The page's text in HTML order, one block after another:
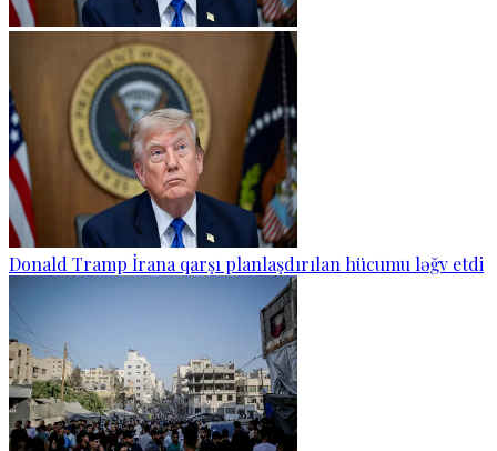
Donald Tramp İrana qarşı planlaşdırılan hücumu ləğv etdi